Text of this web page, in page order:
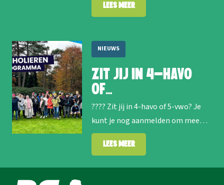
Lees meer
NIEUWS
Zit jij in 4-havo
of…
???? Zit jij in 4-havo of 5-vwo? Je
kunt je nog aanmelden om mee…
Lees meer